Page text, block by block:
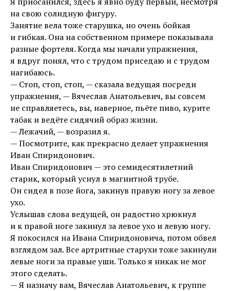
на свою солидную фигуру.
Занятие вела тоже старушка, но очень бойкая
и гибкая. Она на собственном примере показывала
разные фортеля. Когда мы начали упражнения,
я вдруг понял, что с трудом приседаю и с трудом
нагибаюсь.
— Стоп, стоп, стоп, — сказала ведущая посреди
упражнения, — Вячеслав Анатольевич, вы совсем
не справляетесь, вы, наверное, пьёте пиво, курите
табак и ведёте сидячий образ жизни.
— Лежачий, — возразил я.
— Посмотрите, как прекрасно делает упражнения
Иван Спиридонович.
Иван Спиридонович — это семидесятилетний
старик, который уснул в магнитной трубе.
Он сидел в позе йога, закинув правую ногу за левое
ухо.
Услышав слова ведущей, он радостно хрюкнул
и к правой ноге закинул за левое ухо и левую ногу.
Я покосился на Ивана Спиридоновича, потом обвел
взглядом зал. Все артритные старухи тоже закинули
левые ноги за правые уши. Только я никак не мог
этого сделать.
— Я назначу вам, Вячеслав Анатольевич, к группе